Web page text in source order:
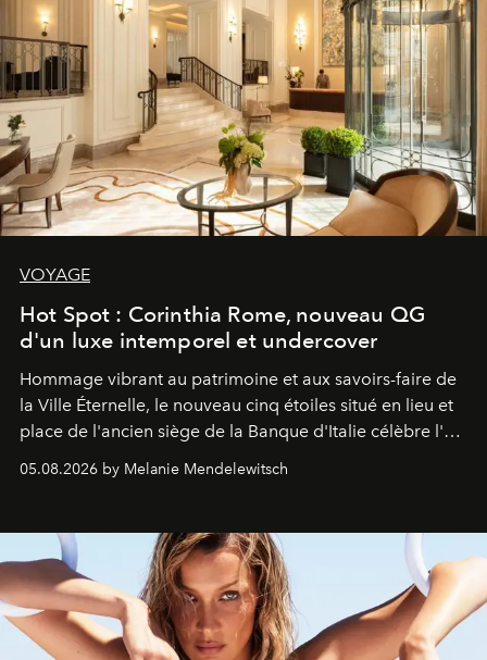
VOYAGE
Hot Spot : Corinthia Rome, nouveau QG
d'un luxe intemporel et undercover
Hommage vibrant au patrimoine et aux savoirs-faire de
la Ville Éternelle, le nouveau cinq étoiles situé en lieu et
place de l'ancien siège de la Banque d'Italie célèbre l'art
de vivre Romain dans toute son élégance intemporelle.
05.08.2026 by Melanie Mendelewitsch